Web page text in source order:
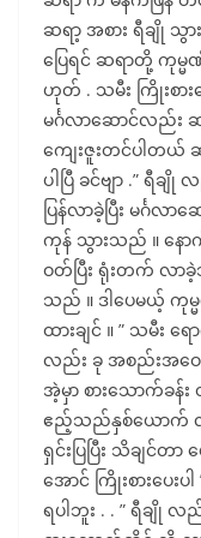
ဆရာ့ အစား ရီချို သွ
ပြေရင် ဆရာတို့ ကုမ္မ
ဟုတ် . သမီး ကြိုးစား
မင်္ဂလာဆောင်လည်း ဆ
ကျေးဇူးတင်ပါတယ် ဆ
ပါပြီ ခင်ဗျာ .” ရီ
ပြန်လာခဲ့ပြီး မင်္ဂလ
ကုန် သွားသည် ။ နော
ဝတ်ပြီး ရုံးတက် လာ
သည် ။ ဒါပေမယ့် ကုမ္
ထားချင် ။ ” သမီး ရ
လည်း ခု အစည်းအဝေ
အဲ့မှာ စားသောက်ခ
ဧည့်သည်နှစ်ယောက်
ရှင်းပြပြီး သိချင်
အောင် ကြိုးစားပေး
ရပါဘူး . . ” ရီချို လ